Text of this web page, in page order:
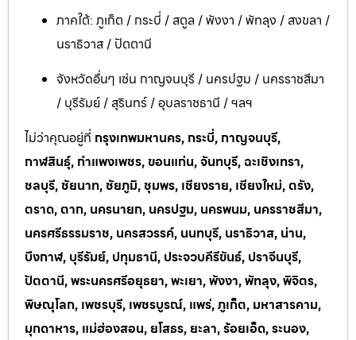
ภาคใต้: ภูเก็ต / กระบี่ / สตูล / พังงา / พัทลุง / สงขลา /
นราธิวาส / ปัตตานี
จังหวัดอื่นๆ เช่น กาญจนบุรี / นครปฐม / นครราชสีมา
/ บุรีรัมย์ / สุรินทร์ / อุบลราชธานี / ฯลฯ
ไม่ว่าคุณอยู่ที่ กรุงเทพมหานคร, กระบี่, กาญจนบุรี,
กาฬสินธุ์, กำแพงเพชร, ขอนแก่น, จันทบุรี, ฉะเชิงเทรา,
ชลบุรี, ชัยนาท, ชัยภูมิ, ชุมพร, เชียงราย, เชียงใหม่, ตรัง,
ตราด, ตาก, นครนายก, นครปฐม, นครพนม, นครราชสีมา,
นครศรีธรรมราช, นครสวรรค์, นนทบุรี, นราธิวาส, น่าน,
บึงกาฬ, บุรีรัมย์, ปทุมธานี, ประจวบคีรีขันธ์, ปราจีนบุรี,
ปัตตานี, พระนครศรีอยุธยา, พะเยา, พังงา, พัทลุง, พิจิตร,
พิษณุโลก, เพชรบุรี, เพชรบูรณ์, แพร่, ภูเก็ต, มหาสารคาม,
มุกดาหาร, แม่ฮ่องสอน, ยโสธร, ยะลา, ร้อยเอ็ด, ระนอง,